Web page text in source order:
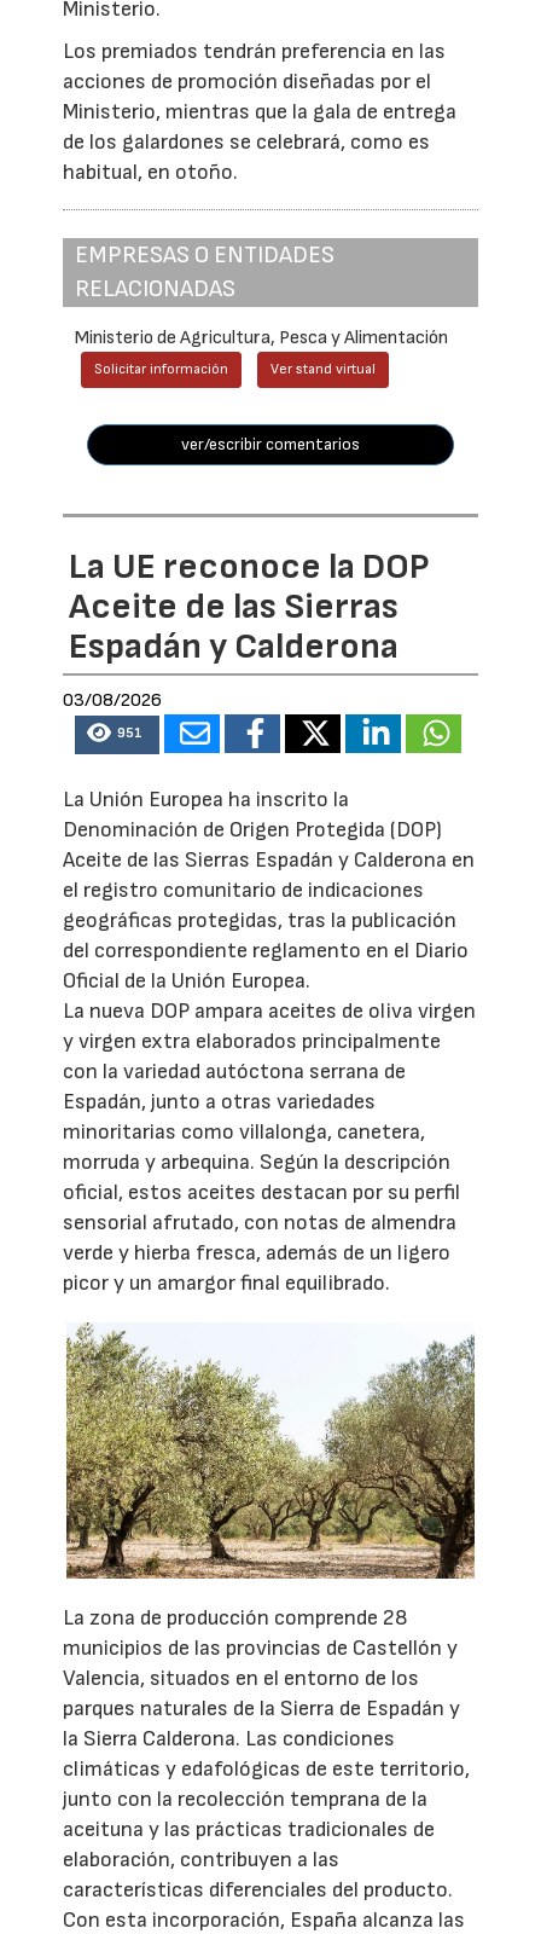
Ministerio.
Los premiados tendrán preferencia en las
acciones de promoción diseñadas por el
Ministerio, mientras que la gala de entrega
de los galardones se celebrará, como es
habitual, en otoño.
EMPRESAS O ENTIDADES
RELACIONADAS
Ministerio de Agricultura, Pesca y Alimentación
Solicitar información Ver stand virtual
ver/escribir comentarios
La UE reconoce la DOP
Aceite de las Sierras
Espadán y Calderona
03/08/2026
951
La Unión Europea ha inscrito la
Denominación de Origen Protegida (DOP)
Aceite de las Sierras Espadán y Calderona en
el registro comunitario de indicaciones
geográficas protegidas, tras la publicación
del correspondiente reglamento en el Diario
Oficial de la Unión Europea.
La nueva DOP ampara aceites de oliva virgen
y virgen extra elaborados principalmente
con la variedad autóctona serrana de
Espadán, junto a otras variedades
minoritarias como villalonga, canetera,
morruda y arbequina. Según la descripción
oficial, estos aceites destacan por su perfil
sensorial afrutado, con notas de almendra
verde y hierba fresca, además de un ligero
picor y un amargor final equilibrado.
La zona de producción comprende 28
municipios de las provincias de Castellón y
Valencia, situados en el entorno de los
parques naturales de la Sierra de Espadán y
la Sierra Calderona. Las condiciones
climáticas y edafológicas de este territorio,
junto con la recolección temprana de la
aceituna y las prácticas tradicionales de
elaboración, contribuyen a las
características diferenciales del producto.
Con esta incorporación, España alcanza las